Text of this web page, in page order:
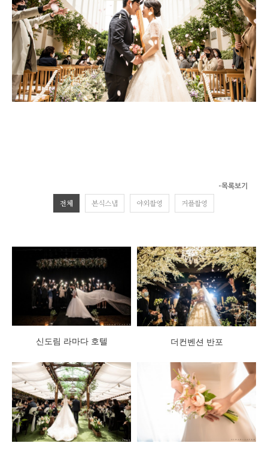
-목록보기
전체 본식스냅 야외촬영 커플촬영
신도림 라마다 호텔 더컨벤션 반포